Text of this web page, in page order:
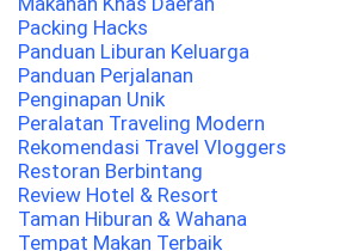
Packing Hacks
Panduan Liburan Keluarga
Panduan Perjalanan
Penginapan Unik
Peralatan Traveling Modern
Rekomendasi Travel Vloggers
Restoran Berbintang
Review Hotel & Resort
Taman Hiburan & Wahana
Tempat Makan Terbaik